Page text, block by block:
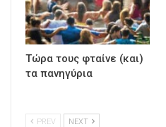
Τώρα τους φταίνε (και)
τα πανηγύρια
PREV NEXT